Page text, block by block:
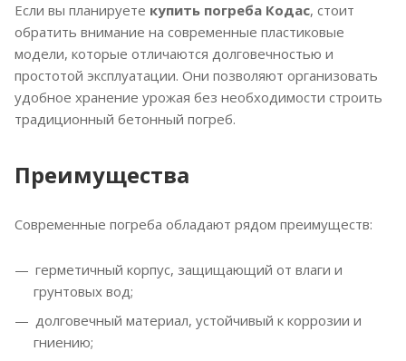
Если вы планируете купить погреба Кодас, стоит
обратить внимание на современные пластиковые
модели, которые отличаются долговечностью и
простотой эксплуатации. Они позволяют организовать
удобное хранение урожая без необходимости строить
традиционный бетонный погреб.
Преимущества
Современные погреба обладают рядом преимуществ:
герметичный корпус, защищающий от влаги и
грунтовых вод;
долговечный материал, устойчивый к коррозии и
гниению;